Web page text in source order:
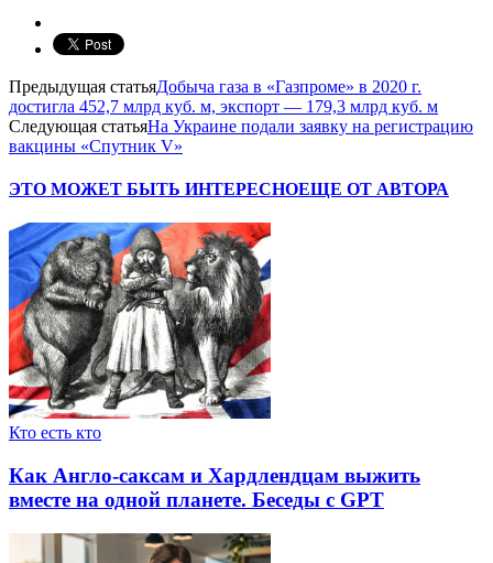
Предыдущая статьяДобыча газа в «Газпроме» в 2020 г.
достигла 452,7 млрд куб. м, экспорт — 179,3 млрд куб. м
Следующая статьяНа Украине подали заявку на регистрацию
вакцины «Спутник V»
ЭТО МОЖЕТ БЫТЬ ИНТЕРЕСНОЕЩЕ ОТ АВТОРА
Кто есть кто
Как Англо-саксам и Хардлендцам выжить
вместе на одной планете. Беседы с GPT